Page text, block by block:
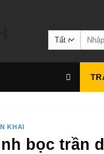
Tìm
kiếm:
KHAI
bọc trần